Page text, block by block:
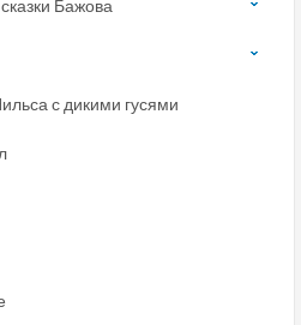
Бажова
с дикими гусями